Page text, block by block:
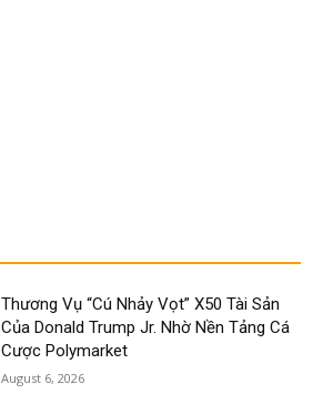
Thương Vụ “Cú Nhảy Vọt” X50 Tài Sản
Của Donald Trump Jr. Nhờ Nền Tảng Cá
Cược Polymarket
August 6, 2026